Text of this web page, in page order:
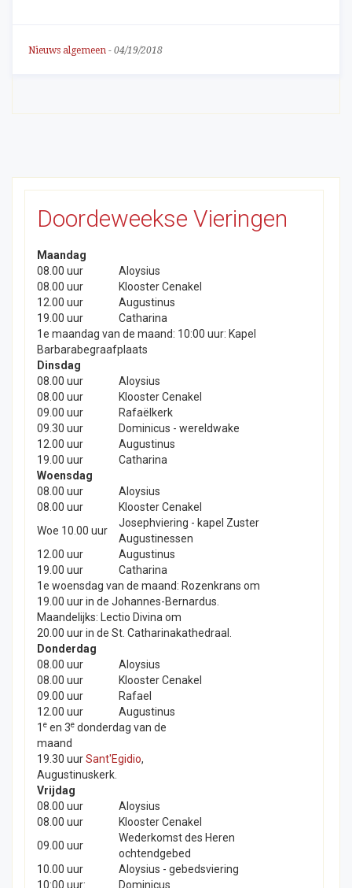
Nieuws algemeen - 04/19/2018
Doordeweekse Vieringen
Maandag
08.00 uur
Aloysius
08.00 uur
Klooster Cenakel
12.00 uur
Augustinus
19.00 uur
Catharina
1e maandag van de maand: 10:00 uur: Kapel
Barbarabegraafplaats
Dinsdag
08.00 uur
Aloysius
08.00 uur
Klooster Cenakel
09.00 uur
Rafaëlkerk
09.30 uur
Dominicus - wereldwake
12.00 uur
Augustinus
19.00 uur
Catharina
Woensdag
08.00 uur
Aloysius
08.00 uur
Klooster Cenakel
Woe 10.00 uur
Josephviering - kapel Zuster
Augustinessen
12.00 uur
Augustinus
19.00 uur
Catharina
1e woensdag van de maand: Rozenkrans om
19.00 uur in de Johannes-Bernardus.
Maandelijks: Lectio Divina om
20.00 uur in de St. Catharinakathedraal.
Donderdag
08.00 uur
Aloysius
08.00 uur
Klooster Cenakel
09.00 uur
Rafael
12.00 uur
Augustinus
1 e en 3e donderdag van de
maand
19.30 uurSant'Egidio,
Augustinuskerk.
Vrijdag
08.00 uur
Aloysius
08.00 uur
Klooster Cenakel
09.00 uur
Wederkomst des Heren
ochtendgebed
10.00 uur
Aloysius - gebedsviering
10:00 uur:
Dominicus